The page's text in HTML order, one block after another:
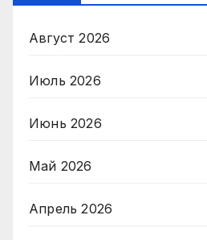
Август 2026
Июль 2026
Июнь 2026
Май 2026
Апрель 2026